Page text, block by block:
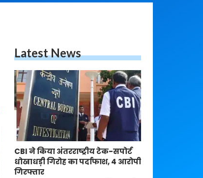
Latest News
CBI ने किया अंतरराष्ट्रीय टेक-सपोर्ट
धोखाधड़ी गिरोह का पर्दाफाश, 4 आरोपी
गिरफ्तार